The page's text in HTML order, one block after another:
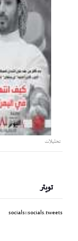
تحليلات
تويتر
socials::socials.tweets